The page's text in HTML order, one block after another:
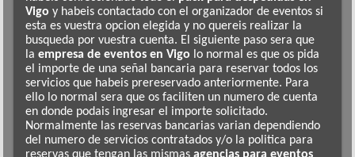
Vigo y habeis contactado con el organizador de eventos si
esta es vuestra opcion elegida y no quereis realizar la
busqueda por vuestra cuenta. El siguiente paso sera que
laempresa de eventos en Vigo lo normal es que os pida
el importe de una señal bancaria para reservar todos los
servicios que habeis prereservado anteriormente. Para
ello lo normal sera que os faciliten un numero de cuenta
en donde podais ingresar el importe solicitado.
Normalmente las reservas bancarias varian dependiendo
del numero de servicios contratados y/o la politica para